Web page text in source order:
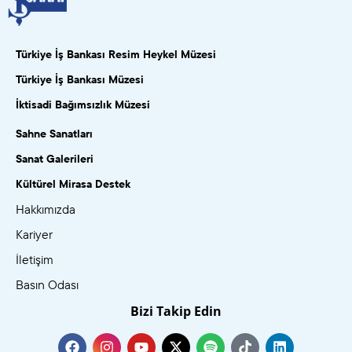
Türkiye İş Bankası Resim Heykel Müzesi
Türkiye İş Bankası Müzesi
İktisadi Bağımsızlık Müzesi
Sahne Sanatları
Sanat Galerileri
Kültürel Mirasa Destek
Hakkımızda
Kariyer
İletişim
Basın Odası
Bizi Takip Edin